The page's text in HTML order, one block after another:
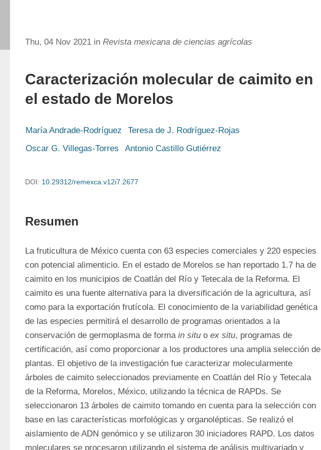
Thu, 04 Nov 2021 in Revista mexicana de ciencias agrícolas
Caracterización molecular de caimito en
el estado de Morelos
María Andrade-Rodríguez
Teresa de J. Rodríguez-Rojas
Oscar G. Villegas-Torres
Antonio Castillo Gutiérrez
DOI: 10.29312/remexca.v12i7.2677
Resumen
La fruticultura de México cuenta con 63 especies comerciales y 220 especies
con potencial alimenticio. En el estado de Morelos se han reportado 1.7 ha de
caimito en los municipios de Coatlán del Río y Tetecala de la Reforma. El
caimito es una fuente alternativa para la diversificación de la agricultura, así
como para la exportación frutícola. El conocimiento de la variabilidad genética
de las especies permitirá el desarrollo de programas orientados a la
conservación de germoplasma de forma in situ o ex situ, programas de
certificación, así como proporcionar a los productores una amplia selección de
plantas. El objetivo de la investigación fue caracterizar molecularmente
árboles de caimito seleccionados previamente en Coatlán del Río y Tetecala
de la Reforma, Morelos, México, utilizando la técnica de RAPDs. Se
seleccionaron 13 árboles de caimito tomando en cuenta para la selección con
base en las características morfológicas y organolépticas. Se realizó el
aislamiento de ADN genómico y se utilizaron 30 iniciadores RAPD. Los datos
moleculares se procesaron utilizando el sistema de análisis multivariado y